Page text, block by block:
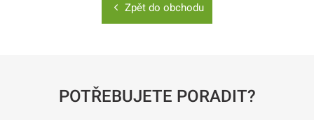
Zpět do obchodu
POTŘEBUJETE PORADIT?